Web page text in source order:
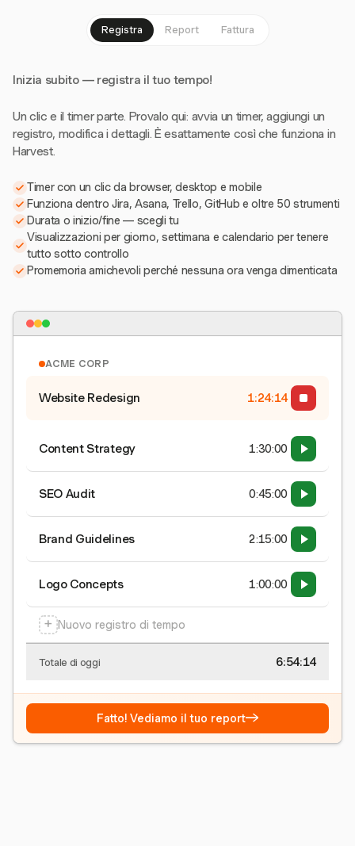
Registra Report Fattura
Inizia subito — registra il tuo tempo!
Un clic e il timer parte. Provalo qui: avvia un timer, aggiungi un
registro, modifica i dettagli. È esattamente così che funziona in
Harvest.
Timer con un clic da browser, desktop e mobile
Funziona dentro Jira, Asana, Trello, GitHub e oltre 50 strumenti
Durata o inizio/fine — scegli tu
Visualizzazioni per giorno, settimana e calendario per tenere
tutto sotto controllo
Promemoria amichevoli perché nessuna ora venga dimenticata
ACME CORP
Website Redesign 1:24:15
Content Strategy 1:30:00
SEO Audit 0:45:00
Brand Guidelines 2:15:00
Logo Concepts 1:00:00
+ Nuovo registro di tempo
Totale di oggi 6:54:15
Fatto! Vediamo il tuo report→